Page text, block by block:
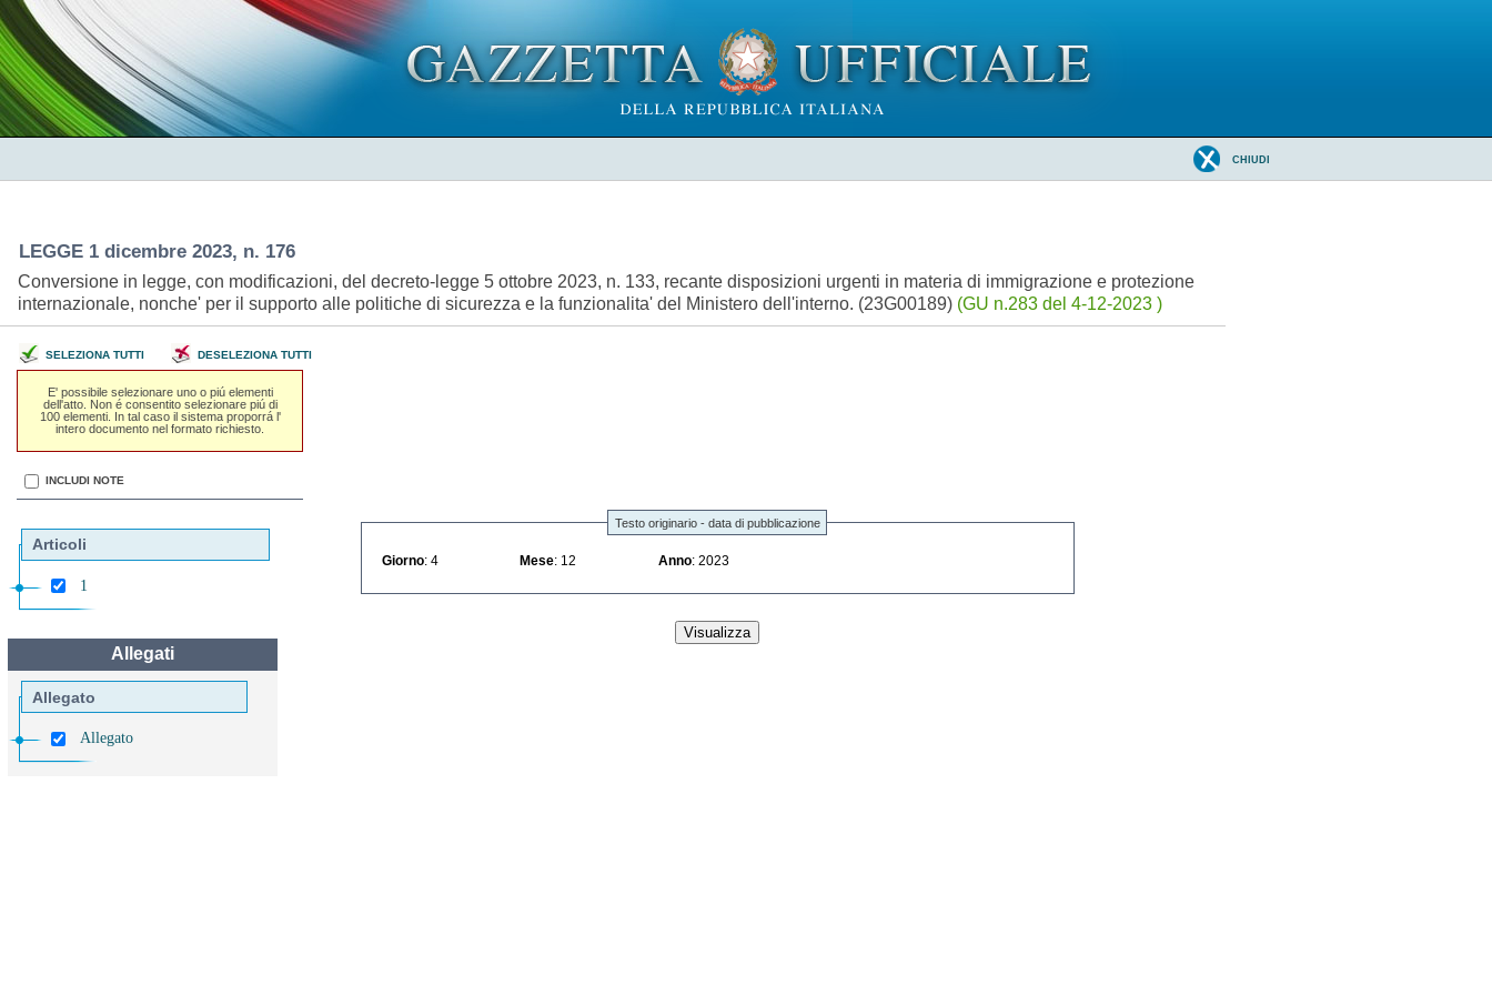
CHIUDI
LEGGE 1 dicembre 2023, n. 176
Conversione in legge, con modificazioni, del decreto-legge 5 ottobre 2023, n. 133, recante disposizioni urgenti in materia di immigrazione e protezione
internazionale, nonche' per il supporto alle politiche di sicurezza e la funzionalita' del Ministero dell'interno. (23G00189) (GU n.283 del 4-12-2023 )
SELEZIONA TUTTI DESELEZIONA TUTTI
E' possibile selezionare uno o piú elementi
dell'atto. Non é consentito selezionare piú di
100 elementi. In tal caso il sistema proporrá l'
intero documento nel formato richiesto.
INCLUDI NOTE
Articoli
1
Allegati
Allegato
Allegato
Testo originario - data di pubblicazione
Giorno : 4 Mese : 12 Anno : 2023